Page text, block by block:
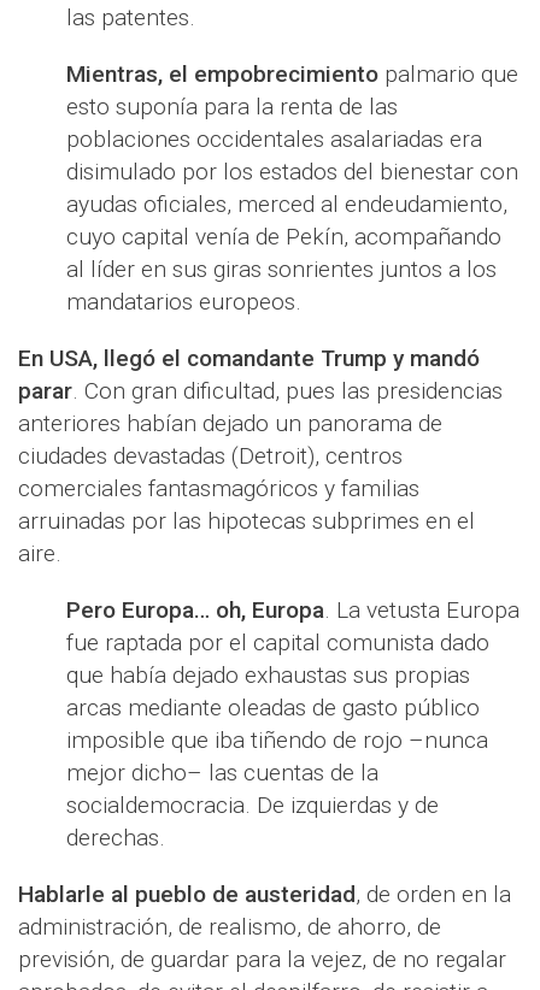
las patentes.
Mientras, el empobrecimiento palmario que
esto suponía para la renta de las
poblaciones occidentales asalariadas era
disimulado por los estados del bienestar con
ayudas oficiales, merced al endeudamiento,
cuyo capital venía de Pekín, acompañando
al líder en sus giras sonrientes juntos a los
mandatarios europeos.
En USA, llegó el comandante Trump y mandó
parar. Con gran dificultad, pues las presidencias
anteriores habían dejado un panorama de
ciudades devastadas (Detroit), centros
comerciales fantasmagóricos y familias
arruinadas por las hipotecas subprimes en el
aire.
Pero Europa… oh, Europa. La vetusta Europa
fue raptada por el capital comunista dado
que había dejado exhaustas sus propias
arcas mediante oleadas de gasto público
imposible que iba tiñendo de rojo –nunca
mejor dicho– las cuentas de la
socialdemocracia. De izquierdas y de
derechas.
Hablarle al pueblo de austeridad, de orden en la
administración, de realismo, de ahorro, de
previsión, de guardar para la vejez, de no regalar